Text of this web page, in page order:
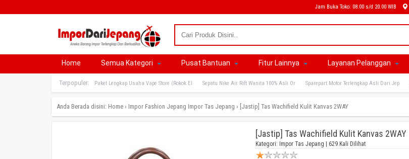
Jam Buka Toko: 08.00 s/d 20.00 WIB
Home Semua Kategori Pusat Bantuan Fitur Lainnya Layanan Pelanggan
Terpopuler: Paket Lengkap Usaha Vape Store (Rokok El Sepatu Nike Air Rift Wanita 100% Asli Or Sparepart Motor Terlengkap Asli Dari Jep
Anda Berada disini: Home › Impor Fashion Jepang Impor Tas Jepang › [Jastip] Tas Wachifield Kulit Kanvas 2WAY
[Jastip] Tas Wachifield Kulit Kanvas 2WAY
Kategori: Impor Tas Jepang | 629 Kali Dilihat